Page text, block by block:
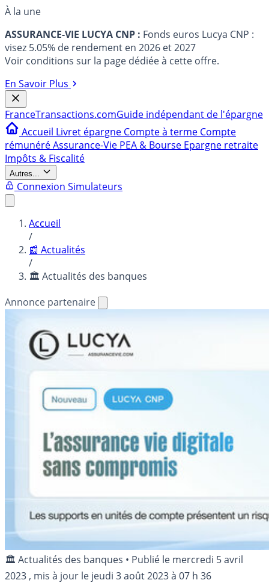
À la une
ASSURANCE-VIE LUCYA CNP : Fonds euros Lucya CNP :
visez 5.05% de rendement en 2026 et 2027
Voir conditions sur la page dédiée à cette offre.
En Savoir Plus
FranceTransactions.comGuide indépendant de l'épargne
Accueil Livret épargne Compte à terme Compte
rémunéréAssurance-Vie PEA & Bourse Epargne retraite
Impôts & Fiscalité
Autres...
Connexion Simulateurs
Accueil
/
📰 Actualités
/
🏛️ Actualités des banques
Annonce partenaire
🏛️ Actualités des banques • Publié le mercredi 5 avril
2023 , mis à jour le jeudi 3 août 2023 à 07 h 36